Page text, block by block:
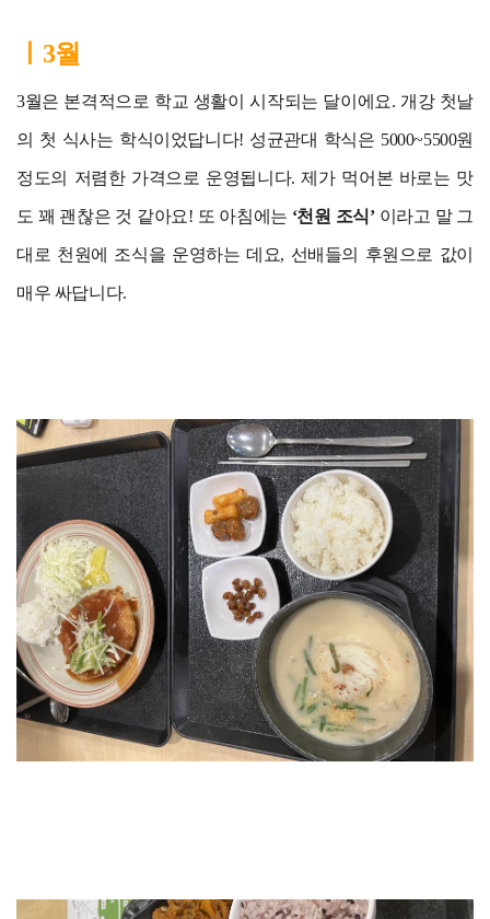
ㅣ3월
3월은 본격적으로 학교 생활이 시작되는 달이에요. 개강 첫날
의 첫 식사는 학식이었답니다! 성균관대 학식은 5000~5500원
정도의 저렴한 가격으로 운영됩니다. 제가 먹어본 바로는 맛
도 꽤 괜찮은 것 같아요! 또 아침에는 ‘천원 조식’이라고 말 그
대로 천원에 조식을 운영하는 데요, 선배들의 후원으로 값이
매우 싸답니다.